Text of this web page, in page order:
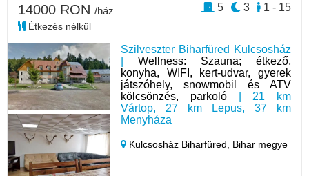
Szilveszter Biharfüred Kulcsosház
|Wellness: Szauna; étkező,
konyha, WIFI, kert-udvar, gyerek
játszóhely, snowmobil és ATV
kölcsönzés, parkoló| 21 km
Vártop, 27 km Lepus, 37 km
Menyháza
Kulcsosház Biharfüred, Bihar megye
14000 RON /ház
Étkezés nélkül
1 - 15
3
5